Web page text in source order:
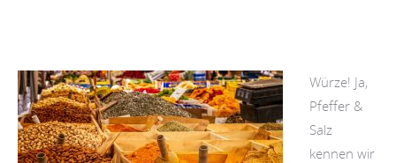
Würze! Ja,
Pfeffer &
Salz
kennen wir